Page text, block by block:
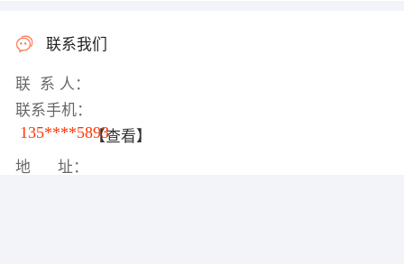
联系我们
联 系 人：
联系手机：
135****5893【查看】
地 址：